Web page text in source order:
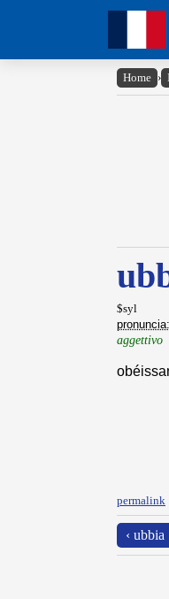
Home ›
$syl
aggettivo
permalink
‹ ubbia